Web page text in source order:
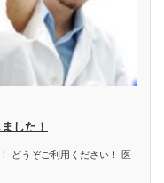
した！
どうぞご利用ください！ 医